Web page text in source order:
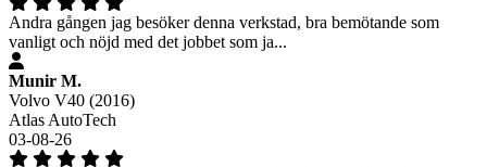
Andra gången jag besöker denna verkstad, bra bemötande som
vanligt och nöjd med det jobbet som ja...
Munir M.
Volvo V40 (2016)
Atlas AutoTech
03-08-26